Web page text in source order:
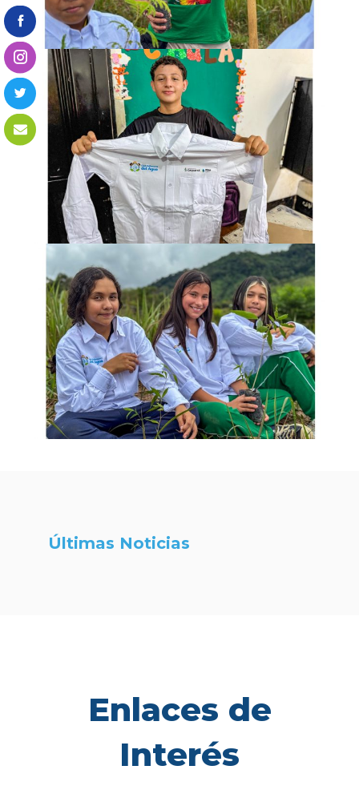
Últimas Noticias
Enlaces de
Interés